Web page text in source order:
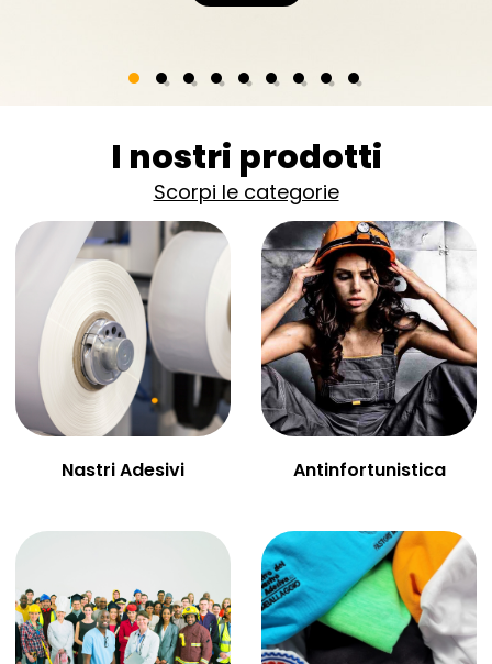
I nostri prodotti
Scorpi le categorie
Nastri Adesivi Antinfortunistica